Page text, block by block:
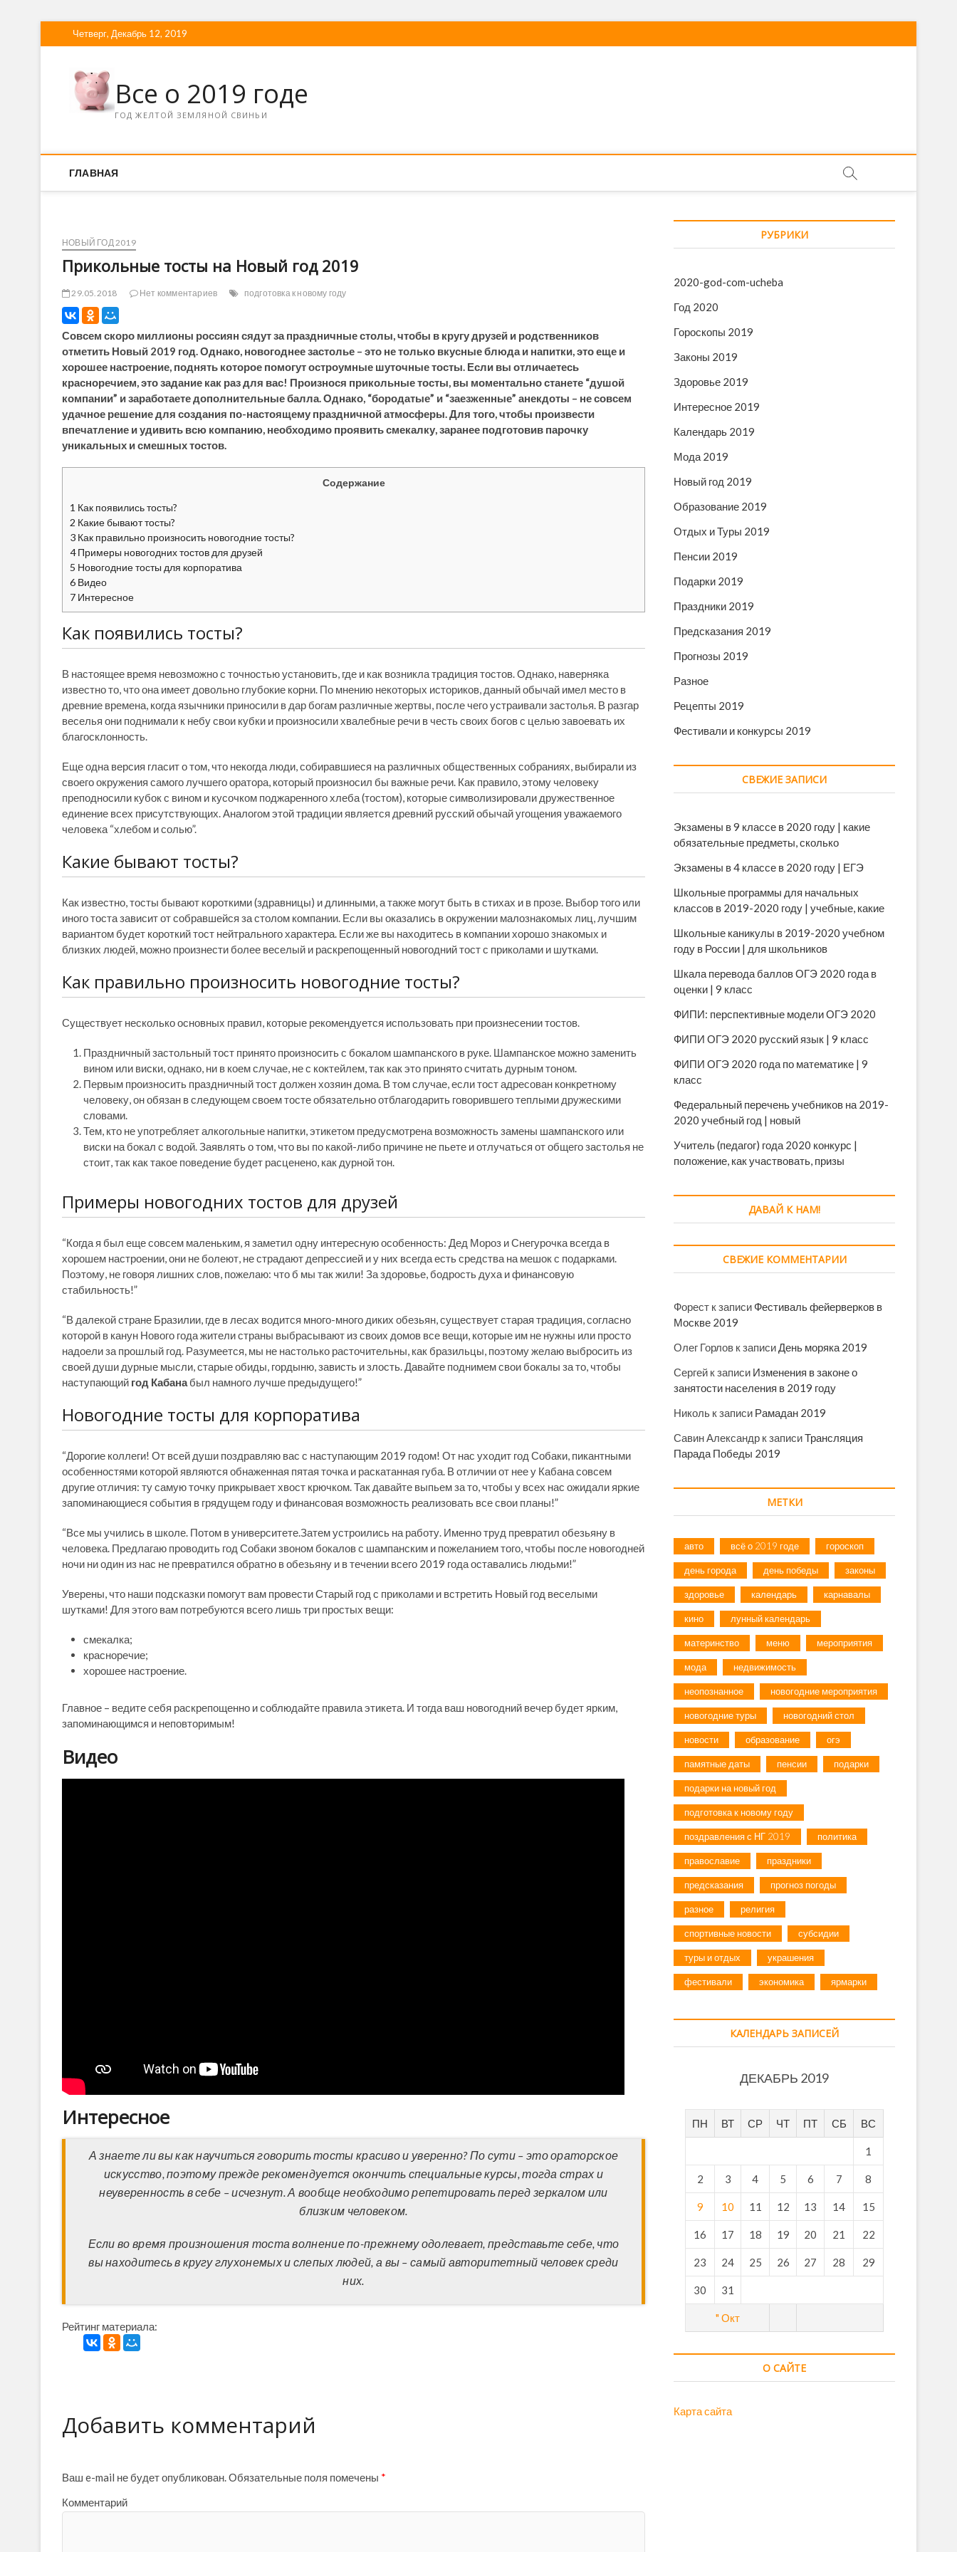
Четверг, Декабрь 12, 2019
Все о 2019 годе
ГОД ЖЕЛТОЙ ЗЕМЛЯНОЙ СВИНЬИ
ГЛАВНАЯ
НОВЫЙ ГОД 2019
Прикольные тосты на Новый год 2019
29.05.2018 Нет комментариев подготовка к новому году
Совсем скоро миллионы россиян сядут за праздничные столы, чтобы в кругу друзей и родственников
отметить Новый 2019 год. Однако, новогоднее застолье – это не только вкусные блюда и напитки, это еще и
хорошее настроение, поднять которое помогут остроумные шуточные тосты. Если вы отличаетесь
красноречием, это задание как раз для вас! Произнося прикольные тосты, вы моментально станете “душой
компании” и заработаете дополнительные балла. Однако, “бородатые” и “заезженные” анекдоты – не совсем
удачное решение для создания по-настоящему праздничной атмосферы. Для того, чтобы произвести
впечатление и удивить всю компанию, необходимо проявить смекалку, заранее подготовив парочку
уникальных и смешных тостов.
Содержание
1 Как появились тосты?
2 Какие бывают тосты?
3 Как правильно произносить новогодние тосты?
4Примеры новогодних тостов для друзей
5 Новогодние тосты для корпоратива
6 Видео
7 Интересное
Как появились тосты?
В настоящее время невозможно с точностью установить, где и как возникла традиция тостов. Однако, наверняка
известно то, что она имеет довольно глубокие корни. По мнению некоторых историков, данный обычай имел место в
древние времена, когда язычники приносили в дар богам различные жертвы, после чего устраивали застолья. В разгар
веселья они поднимали к небу свои кубки и произносили хвалебные речи в честь своих богов с целью завоевать их
благосклонность.
Еще одна версия гласит о том, что некогда люди, собиравшиеся на различных общественных собраниях, выбирали из
своего окружения самого лучшего оратора, который произносил бы важные речи. Как правило, этому человеку
преподносили кубок с вином и кусочком поджаренного хлеба (тостом), которые символизировали дружественное
единение всех присутствующих. Аналогом этой традиции является древний русский обычай угощения уважаемого
человека “хлебом и солью”.
Какие бывают тосты?
Как известно, тосты бывают короткими (здравницы) и длинными, а также могут быть в стихах и в прозе. Выбор того или
иного тоста зависит от собравшейся за столом компании. Если вы оказались в окружении малознакомых лиц, лучшим
вариантом будет короткий тост нейтрального характера. Если же вы находитесь в компании хорошо знакомых и
близких людей, можно произнести более веселый и раскрепощенный новогодний тост с приколами и шутками.
Как правильно произносить новогодние тосты?
Существует несколько основных правил, которые рекомендуется использовать при произнесении тостов.
Праздничный застольный тост принято произносить с бокалом шампанского в руке. Шампанское можно заменить
вином или виски, однако, ни в коем случае, не с коктейлем, так как это принято считать дурным тоном.
Первым произносить праздничный тост должен хозяин дома. В том случае, если тост адресован конкретному
человеку, он обязан в следующем своем тосте обязательно отблагодарить говорившего теплыми дружескими
словами.
Тем, кто не употребляет алкогольные напитки, этикетом предусмотрена возможность замены шампанского или
виски на бокал с водой. Заявлять о том, что вы по какой-либо причине не пьете и отлучаться от общего застолья не
стоит, так как такое поведение будет расценено, как дурной тон.
Примеры новогодних тостов для друзей
“Когда я был еще совсем маленьким, я заметил одну интересную особенность: Дед Мороз и Снегурочка всегда в
хорошем настроении, они не болеют, не страдают депрессией и у них всегда есть средства на мешок с подарками.
Поэтому, не говоря лишних слов, пожелаю: что б мы так жили! За здоровье, бодрость духа и финансовую
стабильность!”
“В далекой стране Бразилии, где в лесах водится много-много диких обезьян, существует старая традиция, согласно
которой в канун Нового года жители страны выбрасывают из своих домов все вещи, которые им не нужны или просто
надоели за прошлый год. Разумеется, мы не настолько расточительны, как бразильцы, поэтому желаю выбросить из
своей души дурные мысли, старые обиды, гордыню, зависть и злость. Давайте поднимем свои бокалы за то, чтобы
наступающий год Кабанабыл намного лучше предыдущего!”
Новогодние тосты для корпоратива
“Дорогие коллеги! От всей души поздравляю вас с наступающим 2019 годом! От нас уходит год Собаки, пикантными
особенностями которой являются обнаженная пятая точка и раскатанная губа. В отличии от нее у Кабана совсем
другие отличия: ту самую точку прикрывает хвост крючком. Так давайте выпьем за то, чтобы у всех нас ожидали яркие
запоминающиеся события в грядущем году и финансовая возможность реализовать все свои планы!”
“Все мы учились в школе. Потом в университете.Затем устроились на работу. Именно труд превратил обезьяну в
человека. Предлагаю проводить год Собаки звоном бокалов с шампанским и пожеланием того, чтобы после новогодней
ночи ни один из нас не превратился обратно в обезьяну и в течении всего 2019 года оставались людьми!”
Уверены, что наши подсказки помогут вам провести Старый год с приколами и встретить Новый год веселыми
шутками! Для этого вам потребуются всего лишь три простых вещи:
смекалка;
красноречие;
хорошее настроение.
Главное – ведите себя раскрепощенно и соблюдайте правила этикета. И тогда ваш новогодний вечер будет ярким,
запоминающимся и неповторимым!
Видео
Интересное
А знаете ли вы как научиться говорить тосты красиво и уверенно? По сути – это ораторское
искусство, поэтому прежде рекомендуется окончить специальные курсы, тогда страх и
неуверенность в себе – исчезнут. А вообще необходимо репетировать перед зеркалом или
близким человеком.
Если во время произношения тоста волнение по-прежнему одолевает, представьте себе, что
вы находитесь в кругу глухонемых и слепых людей, а вы – самый авторитетный человек среди
них.
Рейтинг материала:
Добавить комментарий
Ваш e-mail не будет опубликован. Обязательные поля помечены *
Комментарий
РУБРИКИ
2020-god-com-ucheba
Год 2020
Гороскопы 2019
Законы 2019
Здоровье 2019
Интересное 2019
Календарь 2019
Мода 2019
Новый год 2019
Образование 2019
Отдых и Туры 2019
Пенсии 2019
Подарки 2019
Праздники 2019
Предсказания 2019
Прогнозы 2019
Разное
Рецепты 2019
Фестивали и конкурсы 2019
СВЕЖИЕ ЗАПИСИ
Экзамены в 9 классе в 2020 году | какие
обязательные предметы, сколько
Экзамены в 4 классе в 2020 году | ЕГЭ
Школьные программы для начальных
классов в 2019-2020 году | учебные, какие
Школьные каникулы в 2019-2020 учебном
году в России | для школьников
Шкала перевода баллов ОГЭ 2020 года в
оценки | 9 класс
ФИПИ: перспективные модели ОГЭ 2020
ФИПИ ОГЭ 2020 русский язык | 9 класс
ФИПИ ОГЭ 2020 года по математике | 9
класс
Федеральный перечень учебников на 2019-
2020 учебный год | новый
Учитель (педагог) года 2020 конкурс |
положение, как участвовать, призы
ДАВАЙ К НАМ!
СВЕЖИЕ КОММЕНТАРИИ
Форест к записи Фестиваль фейерверков в
Москве 2019
Олег Горлов к записиДень моряка 2019
Сергей к записи Изменения в законе о
занятости населения в 2019 году
Николь к записи Рамадан 2019
Савин Александр к записиТрансляция
Парада Победы 2019
МЕТКИ
авто всё о 2019 годе гороскоп
день города день победы законы
здоровье календарь карнавалы
кино лунный календарь
материнство меню мероприятия
мода недвижимость
неопознанное новогодние мероприятия
новогодние туры новогодний стол
новости образование огэ
памятные даты пенсии подарки
подарки на новый год
подготовка к новому году
поздравления с НГ 2019 политика
православие праздники
предсказания прогноз погоды
разное религия
спортивные новости субсидии
туры и отдых украшения
фестивали экономика ярмарки
КАЛЕНДАРЬ ЗАПИСЕЙ
ДЕКАБРЬ 2019
ПН ВТ СР ЧТ ПТ СБ ВС
" Окт
1
2 3 4 5 6 7 8
9 10 11 12 13 14 15
16 17 18 19 20 21 22
23 24 25 26 27 28 29
30 31
О САЙТЕ
Карта сайта